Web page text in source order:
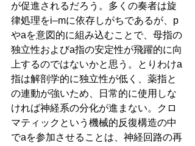
が促進されるだろう。多くの奏者は旋
律処理をi–mに依存しがちであるが、p
やaを意図的に組み込むことで、母指の
独立性およびa指の安定性が飛躍的に向
上するのではないかと思う。とりわけa
指は解剖学的に独立性が低く、薬指と
の連動が強いため、日常的に使用しな
ければ神経系の分化が進まない。クロ
マティックという機械的反復構造の中
でaを参加させることは、神経回路の再